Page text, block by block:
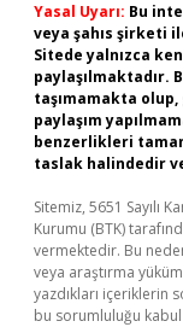
Yasal Uyarı: Bu
veya şahıs şirketi
Sitede yalnızca
paylaşılmaktadır.
taşımamakta
paylaşım
benzerlikleri
taslak halindedir
Sitemiz, 5651 Sayılı
Kurumu (BTK)
vermektedir. Bu
veya araştırma
yazdıkları içeriklerin
bu sorumluluğu kabul